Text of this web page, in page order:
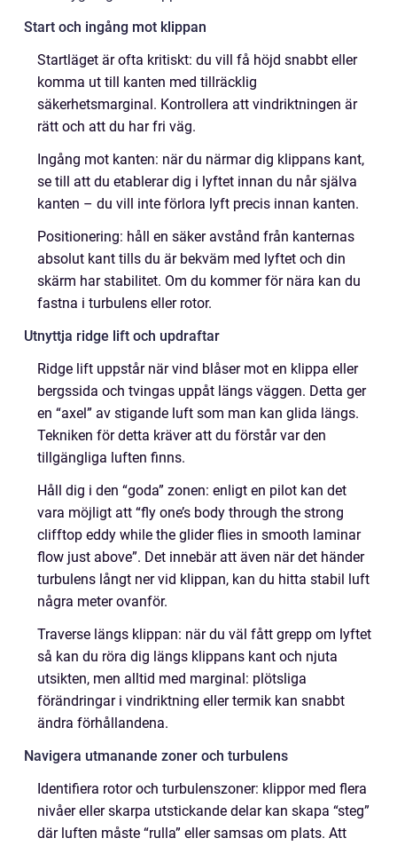
Start och ingång mot klippan
Startläget är ofta kritiskt: du vill få höjd snabbt eller
komma ut till kanten med tillräcklig
säkerhetsmarginal. Kontrollera att vindriktningen är
rätt och att du har fri väg.
Ingång mot kanten: när du närmar dig klippans kant,
se till att du etablerar dig i lyftet innan du når själva
kanten – du vill inte förlora lyft precis innan kanten.
Positionering: håll en säker avstånd från kanternas
absolut kant tills du är bekväm med lyftet och din
skärm har stabilitet. Om du kommer för nära kan du
fastna i turbulens eller rotor.
Utnyttja ridge lift och updraftar
Ridge lift uppstår när vind blåser mot en klippa eller
bergssida och tvingas uppåt längs väggen. Detta ger
en “axel” av stigande luft som man kan glida längs.
Tekniken för detta kräver att du förstår var den
tillgängliga luften finns.
Håll dig i den “goda” zonen: enligt en pilot kan det
vara möjligt att “fly one’s body through the strong
clifftop eddy while the glider flies in smooth laminar
flow just above”. Det innebär att även när det händer
turbulens långt ner vid klippan, kan du hitta stabil luft
några meter ovanför.
Traverse längs klippan: när du väl fått grepp om lyftet
så kan du röra dig längs klippans kant och njuta
utsikten, men alltid med marginal: plötsliga
förändringar i vindriktning eller termik kan snabbt
ändra förhållandena.
Navigera utmanande zoner och turbulens
Identifiera rotor och turbulenszoner: klippor med flera
nivåer eller skarpa utstickande delar kan skapa “steg”
där luften måste “rulla” eller samsas om plats. Att